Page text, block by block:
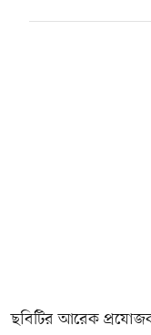
ছবিটির আরেক